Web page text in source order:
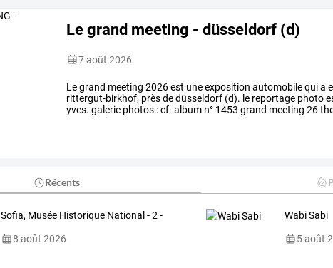
Le grand meeting - düsseldorf (d)
7 août 2026
Legrand meeting 2026est uneexposition automobilequia
rittergut-birkhof, prèsdedüsseldorf (d). le reportage photo
yves. galerie photos :cf. album n° 1453 grand meeting 26
automotive
Récents
Sofia, Musée Historique National - 2 -
8 août 2026
Wabi Sabi
5 août